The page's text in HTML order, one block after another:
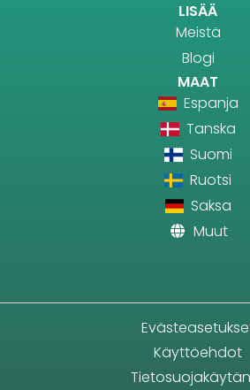
LISÄÄ
Meistä
Blogi
MAAT
Espanja
Tanska
Suomi
Ruotsi
Saksa
Muut
Käyttöehdot